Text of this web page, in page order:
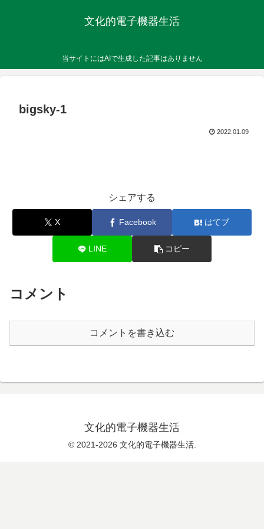
文化的電子機器生活
当サイトにはAIで生成した記事はありません
bigsky-1
2022.01.09
シェアする
X Facebook はてブ
LINE コピー
コメント
コメントを書き込む
文化的電子機器生活
© 2021-2026 文化的電子機器生活.